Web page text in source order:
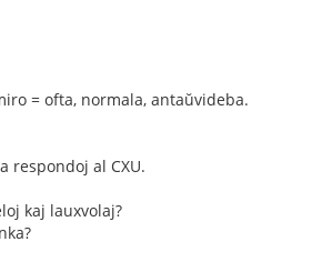
= ofta, normala, antaŭvideba.
respondoj al CXU.
kaj lauxvolaj?